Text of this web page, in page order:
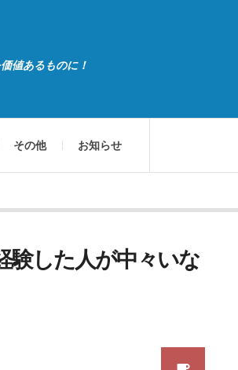
値あるものに！
その他 お知らせ
験した人が中々いな